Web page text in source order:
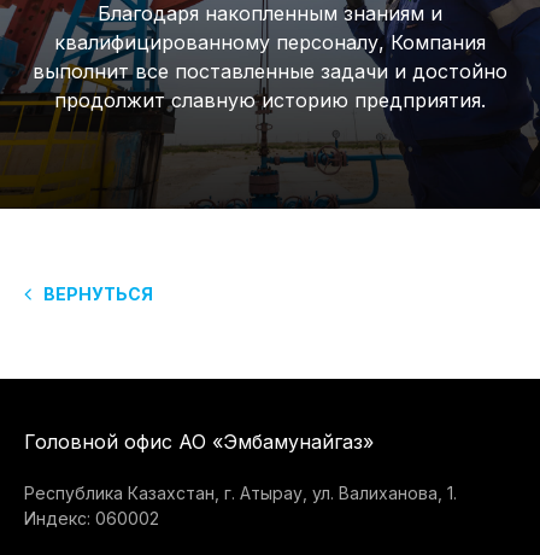
Благодаря накопленным знаниям и
квалифицированному персоналу, Компания
выполнит все поставленные задачи и достойно
продолжит славную историю предприятия.
ВЕРНУТЬСЯ
Головной офис АО «Эмбамунайгаз»
Республика Казахстан, г. Атырау, ул. Валиханова, 1.
Индекс: 060002